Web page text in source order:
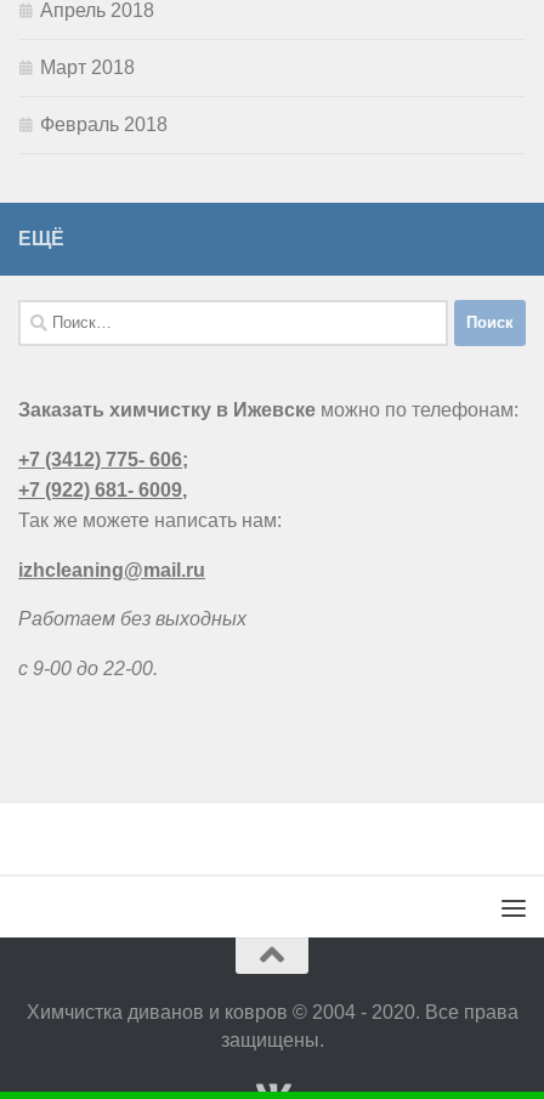
Апрель 2018
Март 2018
Февраль 2018
ЕЩЁ
Найти:
Заказать химчистку в Ижевске можно по телефонам:
+7 (3412) 775- 606;
+7 (922) 681- 6009,
Так же можете написать нам:
izhcleaning@mail.ru
Работаем без выходных
с 9-00 до 22-00.
Химчистка диванов и ковров © 2004 - 2020. Все права
защищены.